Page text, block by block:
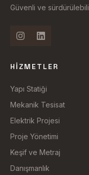
Güvenli ve
HIZMETLER
Yapı Statiği
Mekanik Tesisat
Elektrik Projesi
Proje Yönetimi
Keşif ve Metraj
Danışmanlık